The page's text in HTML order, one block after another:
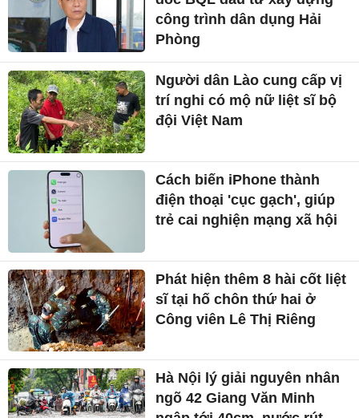
công trình dân dụng Hải
Phòng
Người dân Lào cung cấp vị
trí nghi có mộ nữ liệt sĩ bộ
đội Việt Nam
Cách biến iPhone thành
điện thoại 'cục gạch', giúp
trẻ cai nghiện mạng xã hội
Phát hiện thêm 8 hài cốt liệt
sĩ tại hố chôn thứ hai ở
Công viên Lê Thị Riêng
Hà Nội lý giải nguyên nhân
ngõ 42 Giang Văn Minh